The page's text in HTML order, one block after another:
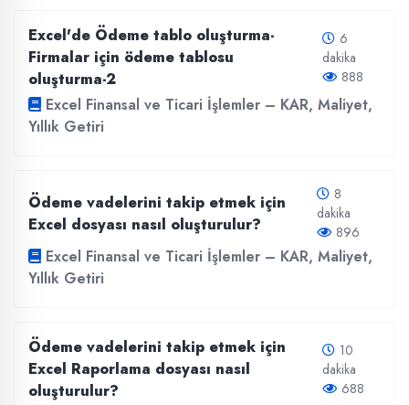
Excel'de Ödeme tablo oluşturma-
Firmalar için ödeme tablosu
oluşturma-2
6
dakika
888
Excel Finansal ve Ticari İşlemler – KAR, Maliyet,
Yıllık Getiri
Ödeme vadelerini takip etmek için
Excel dosyası nasıl oluşturulur?
8
dakika
896
Excel Finansal ve Ticari İşlemler – KAR, Maliyet,
Yıllık Getiri
Ödeme vadelerini takip etmek için
Excel Raporlama dosyası nasıl
oluşturulur?
10
dakika
688